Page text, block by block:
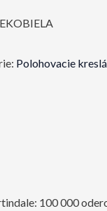
Polohovacie kreslá
100 000